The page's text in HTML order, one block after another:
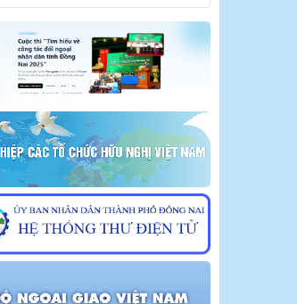
THÔNG BÁO KẾT QUẢ KỲ THI TUYỂN
DỤNG NHÂN SỰ NĂM 2026